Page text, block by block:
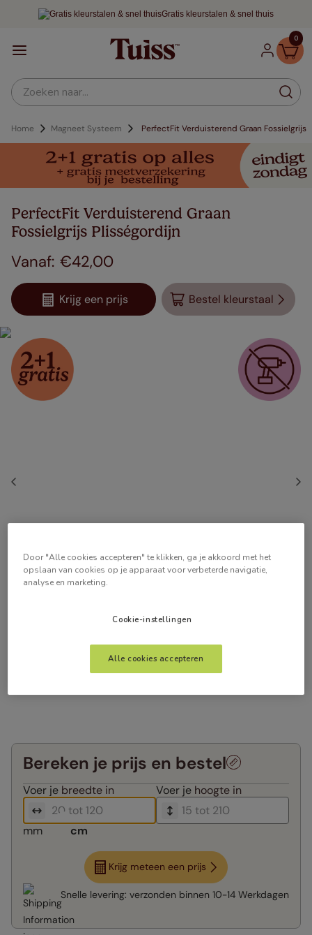
Gratis kleurstalen & snel thuis
0
Zoeken naar...
Home Magneet Systeem PerfectFit Verduisterend Graan Fossielgrijs
PerfectFit Verduisterend Graan
Fossielgrijs Plisségordijn
€42,00
Krijg een prijs Bestel kleurstaal
Bereken je prijs en bestel
Voer je breedte in Voer je hoogte in
mm cm
Krijg meteen een prijs
Snelle levering: verzonden binnen 10-14 Werkdagen
Door "Alle cookies accepteren" te klikken, ga je akkoord met het
opslaan van cookies op je apparaat voor verbeterde navigatie,
analyse en marketing.
Cookie-instellingen
Alle cookies accepteren